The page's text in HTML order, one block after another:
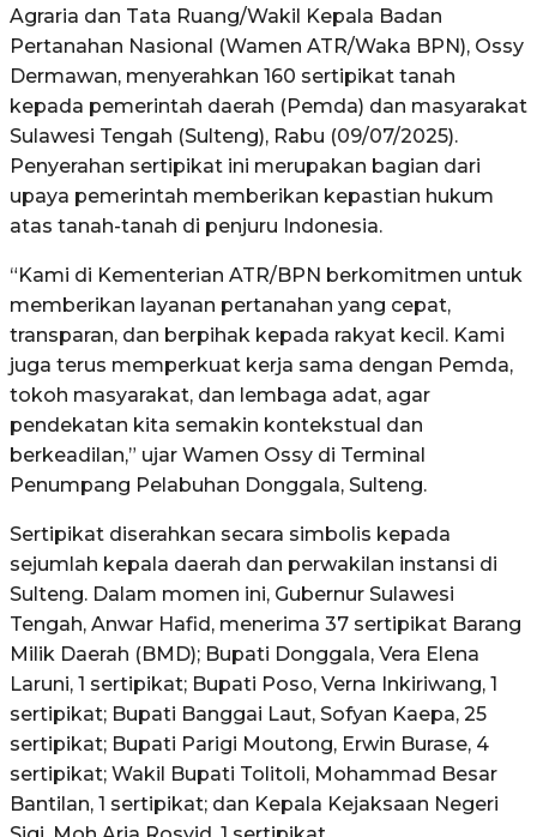
Agraria dan Tata Ruang/Wakil Kepala Badan
Pertanahan Nasional (Wamen ATR/Waka BPN), Ossy
Dermawan, menyerahkan 160 sertipikat tanah
kepada pemerintah daerah (Pemda) dan masyarakat
Sulawesi Tengah (Sulteng), Rabu (09/07/2025).
Penyerahan sertipikat ini merupakan bagian dari
upaya pemerintah memberikan kepastian hukum
atas tanah-tanah di penjuru Indonesia.
“Kami di Kementerian ATR/BPN berkomitmen untuk
memberikan layanan pertanahan yang cepat,
transparan, dan berpihak kepada rakyat kecil. Kami
juga terus memperkuat kerja sama dengan Pemda,
tokoh masyarakat, dan lembaga adat, agar
pendekatan kita semakin kontekstual dan
berkeadilan,” ujar Wamen Ossy di Terminal
Penumpang Pelabuhan Donggala, Sulteng.
Sertipikat diserahkan secara simbolis kepada
sejumlah kepala daerah dan perwakilan instansi di
Sulteng. Dalam momen ini, Gubernur Sulawesi
Tengah, Anwar Hafid, menerima 37 sertipikat Barang
Milik Daerah (BMD); Bupati Donggala, Vera Elena
Laruni, 1 sertipikat; Bupati Poso, Verna Inkiriwang, 1
sertipikat; Bupati Banggai Laut, Sofyan Kaepa, 25
sertipikat; Bupati Parigi Moutong, Erwin Burase, 4
sertipikat; Wakil Bupati Tolitoli, Mohammad Besar
Bantilan, 1 sertipikat; dan Kepala Kejaksaan Negeri